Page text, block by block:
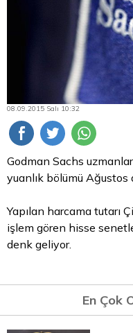
08.09.2015 Salı 10:32
Godman Sachs
yuanlık bölümü Ağustos
Yapılan harcama tutarı
işlem gören hisse
denk geliyor.
En Çok